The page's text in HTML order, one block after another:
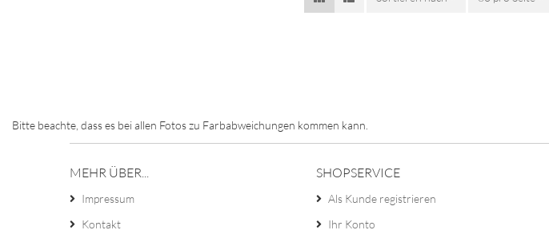
Bitte beachte, dass es bei allen Fotos zu Farbabweichungen kommen kann.
MEHR ÜBER...
Impressum
Kontakt
SHOPSERVICE
Als Kunde registrieren
Ihr Konto